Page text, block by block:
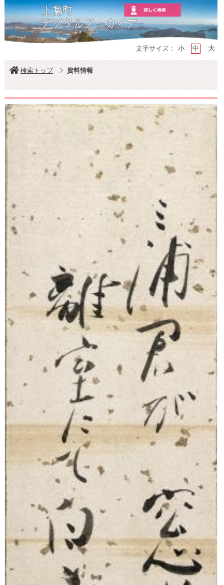
文字サイズ： 小 中 大
検索トップ 資料情報